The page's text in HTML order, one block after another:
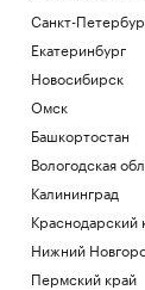
Санкт-
Екатеринбург
Новосибирск
Омск
Башкортостан
Вологодская
Калининград
Краснодарский
Нижний
Пермский край